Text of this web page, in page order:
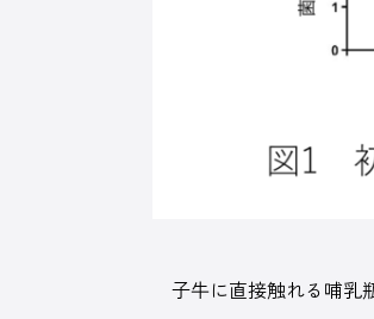
子牛に直接触れる哺乳